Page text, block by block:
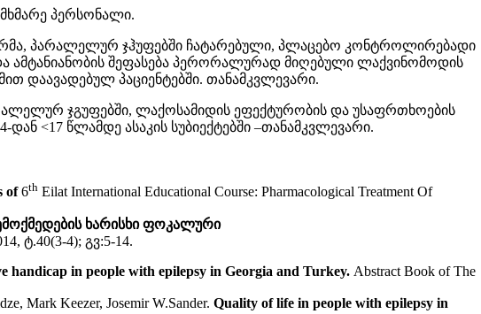
პერსონალი.
პარალელურ ჯჰუფებში ჩატარებული, პლაცებო კონტროლირებადი
ამტანიანობის შეფასება პერორალურად მიღებული ლაქვინომოდის
დაავადებულ პაციენტებში. თანამკვლევარი.
ჯგუფებში, ლაქოსამიდის ეფექტურობის და უსაფრთხოების
<17 წლამდე ასაკის სუბიექტებში –თანამკვლევარი.
of6thEilat International Educational Course: Pharmacological Treatment Of
ხარისხი ფოკალური
ტ.40(3-4); გვ:5-14.
handicap in people with epilepsy in Georgia and Turkey. Abstract Book of The
Mark Keezer, Josemir W.Sander. Quality of life in people with epilepsy in